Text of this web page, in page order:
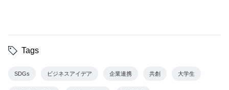
Tags
SDGs ビジネスアイデア 企業連携 共創 大学生